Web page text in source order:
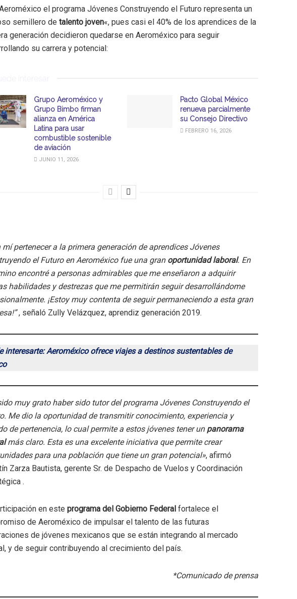
el programa Jóvenes Construyendo el Futuro representa un
semillero de talento joven«, pues casi el 40% de los aprendices de la
generación decidieron quedarse en Aeroméxico para seguir
su carrera y potencial:
interesar
Grupo Aeroméxico y
Grupo Bimbo firman
alianza en América
Latina para usar
combustible sostenible
de aviación
JUNIO 11, 2026
Pacto Global México
renueva parcialmente
su Consejo Directivo
FEBRERO 16, 2026
mí pertenecer a la primera generación de aprendices Jóvenes
el Futuro en Aeroméxico fue una gran oportunidad laboral. En
encontré a personas admirables que me enseñaron a adquirir
habilidades y destrezas que me permitirán seguir desarrollándome
¡Estoy muy contenta de seguir permaneciendo a esta gran
, señaló Zully Velázquez, aprendiz generación 2019.
interesarte: Aeroméxico ofrece viajes a destinos sustentables de
muy grato haber sido tutor del programa Jóvenes Construyendo el
Me dio la oportunidad de transmitir conocimiento, experiencia y
de pertenencia, lo cual permite a estos jóvenes tener unpanorama
más claro. Esta es una excelente iniciativa que permite crear
para una población que tiene un gran potencial», afirmó
Zarza Bautista, gerente Sr. de Despacho de Vuelos y Coordinación
.
en este programa del Gobierno Federal fortalece el
de Aeroméxico de impulsar el talento de las futuras
de jóvenes mexicanos que se están integrando al mercado
y de seguir contribuyendo al crecimiento del país.
*Comunicado de prensa